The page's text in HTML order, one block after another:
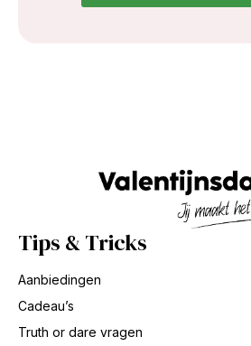
Tips & Tricks
Aanbiedingen
Cadeau’s
Truth or dare vragen